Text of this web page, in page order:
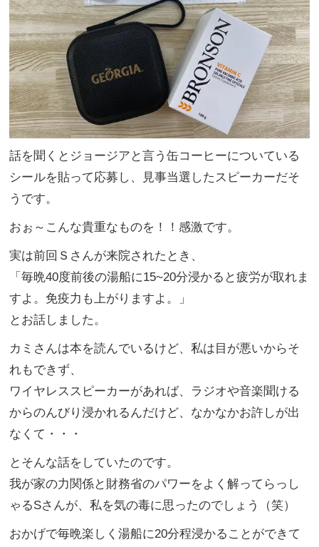
話を聞くとジョージアと言う缶コーヒーについている
シールを貼って応募し、見事当選したスピーカーだそ
うです。
おぉ～こんな貴重なものを！！感激です。
実は前回Ｓさんが来院されたとき、
「毎晩40度前後の湯船に15~20分浸かると疲労が取れま
すよ。免疫力も上がりますよ。」
とお話しました。
カミさんは本を読んでいるけど、私は目が悪いからそ
れもできず、
ワイヤレススピーカーがあれば、ラジオや音楽聞ける
からのんびり浸かれるんだけど、なかなかお許しが出
なくて・・・
とそんな話をしていたのです。
我が家の力関係と財務省のパワーをよく解ってらっし
ゃるSさんが、私を気の毒に思ったのでしょう（笑）
おかげで毎晩楽しく湯船に20分程浸かることができて